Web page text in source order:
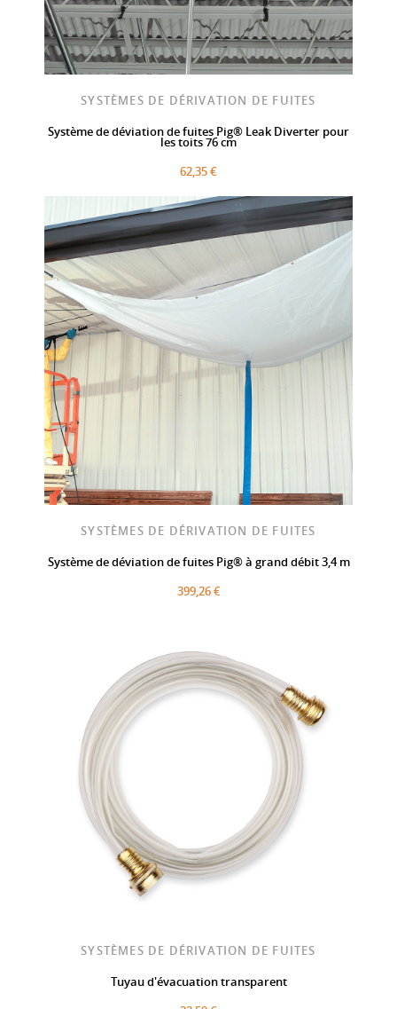
SYSTÈMES DE DÉRIVATION DE FUITES
Système de déviation de fuites Pig® Leak Diverter pour
les toits 76 cm
62,35 €
SYSTÈMES DE DÉRIVATION DE FUITES
Système de déviation de fuites Pig® à grand débit 3,4 m
399,26 €
SYSTÈMES DE DÉRIVATION DE FUITES
Tuyau d'évacuation transparent